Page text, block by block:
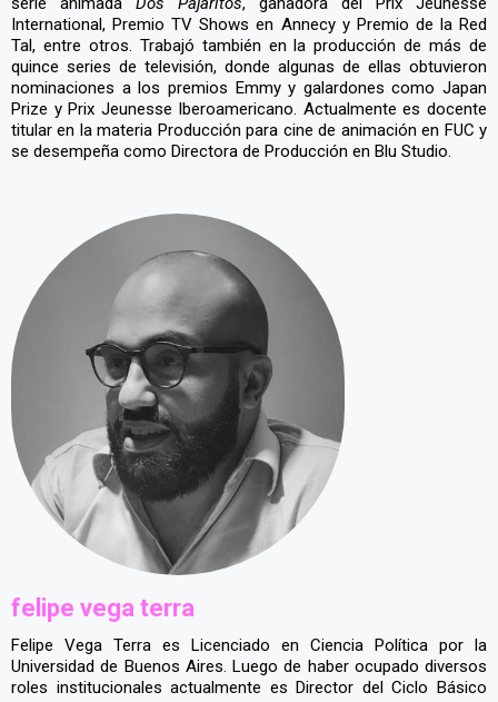
International, Premio TV Shows en Annecy y Premio de la Red
Tal, entre otros. Trabajó también en la producción de más de
quince series de televisión, donde algunas de ellas obtuvieron
nominaciones a los premios Emmy y galardones como Japan
Prize y Prix Jeunesse Iberoamericano. Actualmente es docente
titular en la materia Producción para cine de animación en FUC y
se desempeña como Directora de Producción en Blu Studio.
felipe vega terra
Felipe Vega Terra es Licenciado en Ciencia Política por la
Universidad de Buenos Aires. Luego de haber ocupado diversos
roles institucionales actualmente es Director del Ciclo Básico